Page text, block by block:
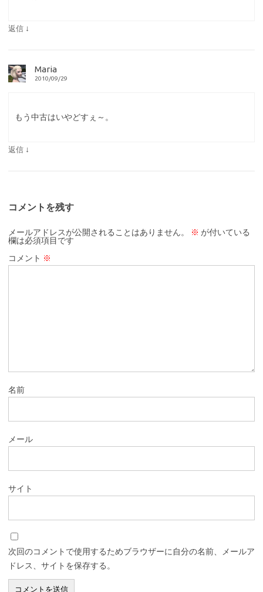
返信 ↓
Maria
2010/09/29
もう中古はいやどすぇ～。
返信 ↓
コメントを残す
メールアドレスが公開されることはありません。 ※ が付いている
欄は必須項目です
コメント ※
名前
メール
サイト
次回のコメントで使用するためブラウザーに自分の名前、メールア
ドレス、サイトを保存する。